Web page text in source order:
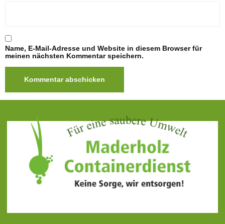
Name, E-Mail-Adresse und Website in diesem Browser für
meinen nächsten Kommentar speichern.